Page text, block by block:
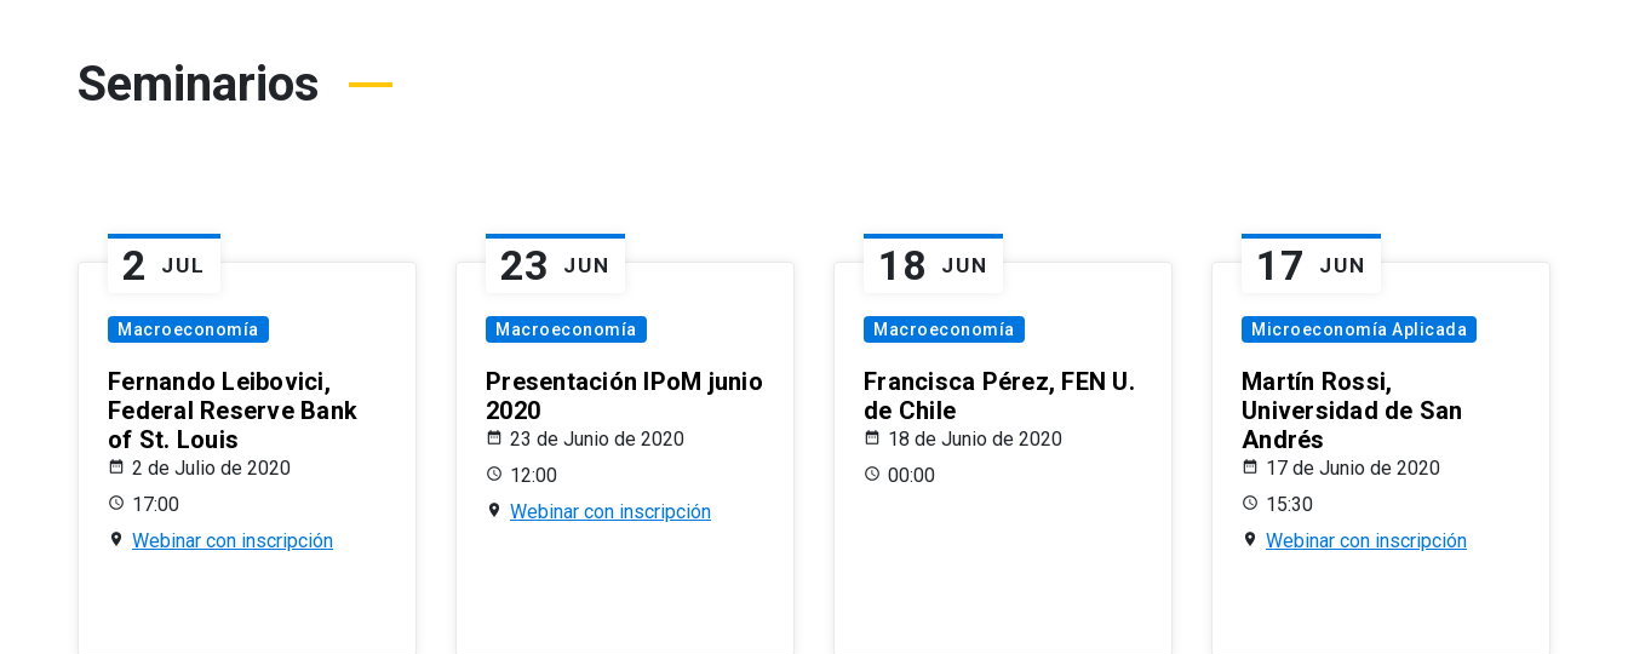
Seminarios
2 JUL
Macroeconomía
Fernando Leibovici,
Federal Reserve Bank
of St. Louis
2 de Julio de 2020
17:00
Webinar con inscripción
23 JUN
Macroeconomía
Presentación IPoM junio
2020
23 de Junio de 2020
12:00
Webinar con inscripción
18 JUN
Macroeconomía
Francisca Pérez, FEN U.
de Chile
18 de Junio de 2020
00:00
17 JUN
Microeconomía Aplicada
Martín Rossi,
Universidad de San
Andrés
17 de Junio de 2020
15:30
Webinar con inscripción